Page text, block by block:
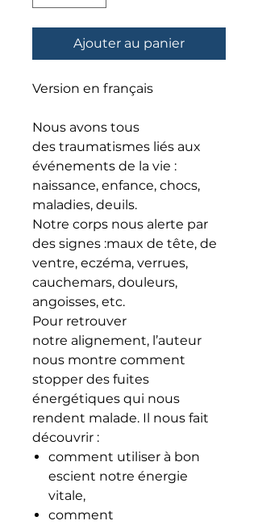
Ajouter au panier
Version en français
Nous avons tous
des traumatismes liés aux
événements de la vie :
naissance, enfance, chocs,
maladies, deuils.
Notre corps nous alerte par
des signes :maux de tête, de
ventre, eczéma, verrues,
cauchemars, douleurs,
angoisses, etc.
Pour retrouver
notre alignement, l’auteur
nous montre comment
stopper des fuites
énergétiques qui nous
rendent malade. Il nous fait
découvrir :
comment utiliser à bon
escient notre énergie
vitale,
comment